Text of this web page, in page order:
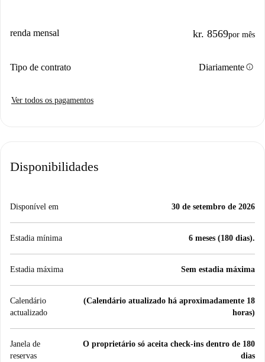
renda mensal kr. 8569por mês
Tipo de contrato Diariamenteinfo
Ver todos os pagamentos
Disponibilidades
Disponível em 30 de setembro de 2026
Estadia mínima 6 meses (180 dias).
Estadia máxima Sem estadia máxima
Calendário
actualizado
(Calendário atualizado há aproximadamente 18
horas)
Janela de
reservas
O proprietário só aceita check-ins dentro de 180
dias